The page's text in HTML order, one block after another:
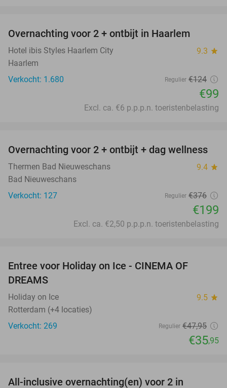
Overnachting voor 2 + ontbijt in Haarlem
Hotel ibis Styles Haarlem City 9.3 star
Haarlem
Verkocht: 1.680
Regulier €124
€99
Excl. ca. €6 p.p.p.n. toeristenbelasting
47%
Overnachting voor 2 + ontbijt + dag wellness
Thermen Bad Nieuweschans 9.4 star
Bad Nieuweschans
Verkocht: 127
Regulier €376
€199
Excl. ca. €2,50 p.p.p.n. toeristenbelasting
Entree voor Holiday on Ice - CINEMA OF
DREAMS
Holiday on Ice 9.5 star
Rotterdam (+4 locaties)
Verkocht: 269
Regulier €47,95
€35,95
All-inclusive overnachting(en) voor 2 in